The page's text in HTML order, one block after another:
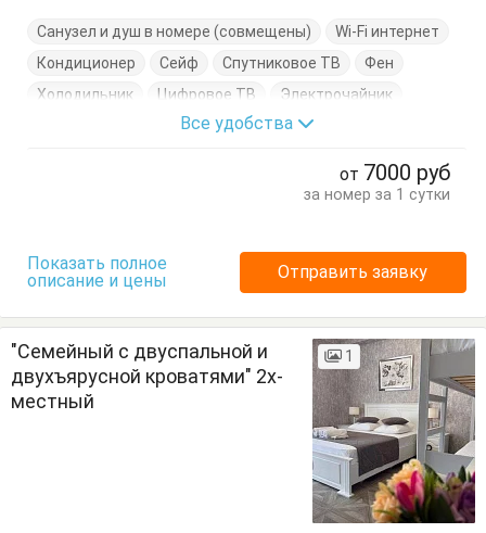
Санузел и душ в номере (совмещены)
Wi-Fi интернет
Кондиционер
Сейф Спутниковое ТВ
Фен
Холодильник
Цифровое ТВ
Электрочайник
Журнальный столик
Все удобства
от 7000 руб
за номер за 1 сутки
Показать полное
описание и цены
Отправить заявку
"Семейный с двуспальной и
двухъярусной кроватями" 2х-
местный
1